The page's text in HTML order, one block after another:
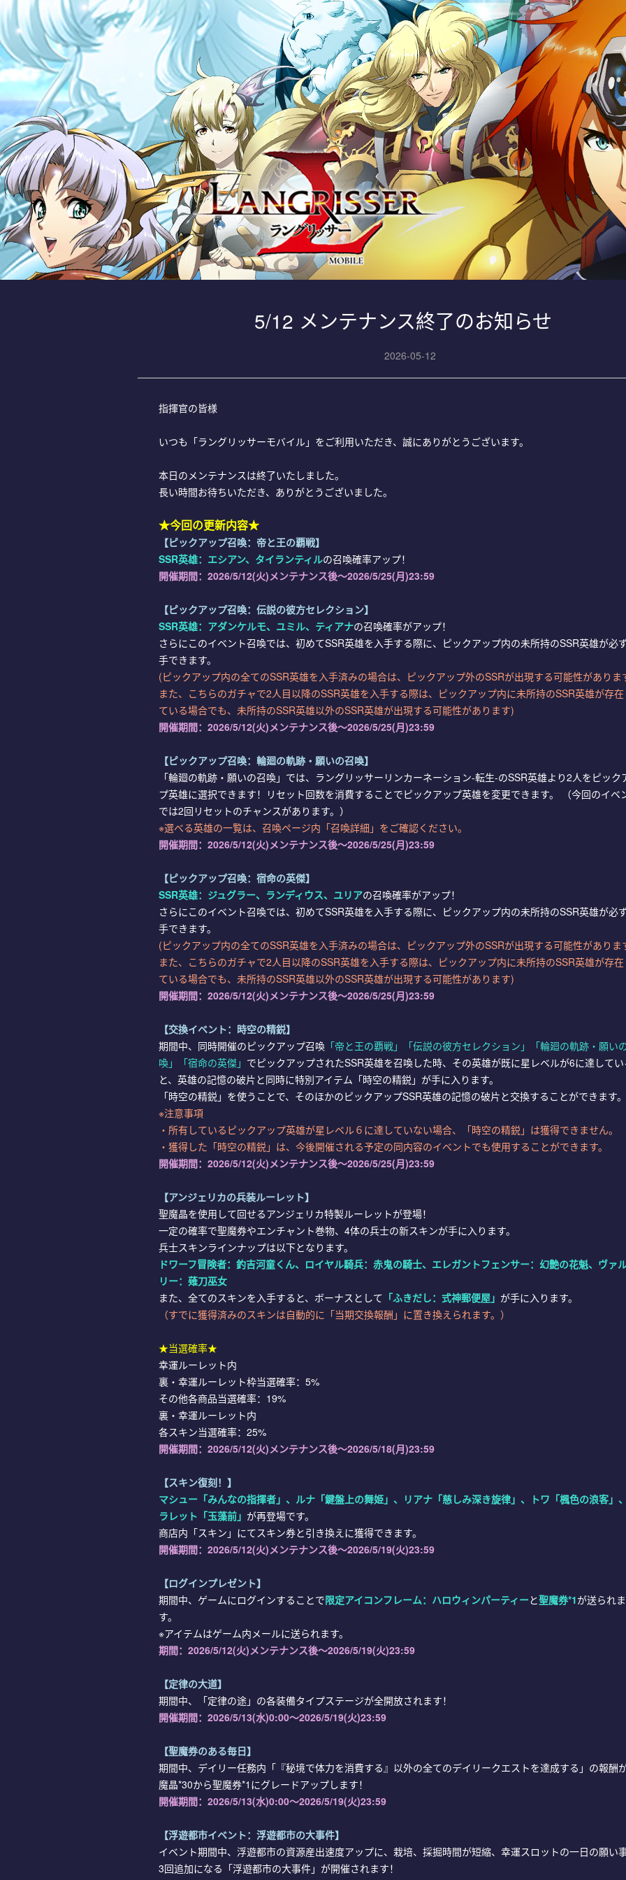
http://local_tomcat_cms/langrisserNotice/5181.jhtml
5/12 メンテナンス終了のお知らせ
2026-05-12
指揮官の皆様
いつも「ラングリッサーモバイル」をご利用いただき、誠にありがとうございます。
本日のメンテナンスは終了いたしました。
長い時間お待ちいただき、ありがとうございました。
★今回の更新内容★
【ピックアップ召喚： 帝と王の覇戦】
SSR英雄：エシアン、タイランティルの召喚確率アップ！
開催期間：2026/5/12(火)メンテナンス後～2026/5/25(月)23:59
【ピックアップ召喚：伝説の彼方セレクション】
SSR英雄：アダンケルモ、ユミル、ティアナの召喚確率がアップ！
さらにこのイベント召喚では、初めてSSR英雄を入手する際に、ピックアップ内の未所持のSSR英雄が必
手できます。
(ピックアップ内の全てのSSR英雄を入手済みの場合は、ピックアップ外のSSRが出現する可能性がありま
また、こちらのガチャで2人目以降のSSR英雄を入手する際は、ピックアップ内に未所持のSSR英雄が存在
ている場合でも、未所持のSSR英雄以外のSSR英雄が出現する可能性があります)
開催期間： 2026/5/12(火)メンテナンス後～2026/5/25(月)23:59
【ピックアップ召喚：輪廻の軌跡・願いの召喚】
「輪廻の軌跡・願いの召喚」では、ラングリッサーリンカーネーション-転生-のSSR英雄より2人をピック
プ英雄に選択できます！リセット回数を消費することでピックアップ英雄を変更できます。 （今回のイベ
では2回リセットのチャンスがあります。）
※選べる英雄の一覧は、召喚ページ内「召喚詳細」をご確認ください。
開催期間： 2026/5/12(火)メンテナンス後～2026/5/25(月)23:59
【ピックアップ召喚：宿命の英傑】
SSR英雄：ジュグラー、ランディウス、ユリアの召喚確率がアップ！
さらにこのイベント召喚では、初めてSSR英雄を入手する際に、ピックアップ内の未所持のSSR英雄が必
手できます。
(ピックアップ内の全てのSSR英雄を入手済みの場合は、ピックアップ外のSSRが出現する可能性がありま
また、こちらのガチャで2人目以降のSSR英雄を入手する際は、ピックアップ内に未所持のSSR英雄が存在
ている場合でも、未所持のSSR英雄以外のSSR英雄が出現する可能性があります)
開催期間： 2026/5/12(火)メンテナンス後～2026/5/25(月)23:59
【交換イベント：時空の精鋭】
期間中、同時開催のピックアップ召喚 「帝と王の覇戦」「伝説の彼方セレクション」「輪廻の軌跡 ・願い
喚」「宿命の英傑」 でピックアップされたSSR英雄を召喚した時、その英雄が既に星レベルが6に達してい
と、英雄の記憶の破片と同時に特別アイテム「時空の精鋭」が手に入ります。
「時空の精鋭」を使うことで、そのほかのピックアップSSR英雄の記憶の破片と交換することができます。
※注意事項
・所有しているピックアップ英雄が星レベル６に達していない場合、「時空の精鋭」は獲得できません。
・獲得した「時空の精鋭」は、今後開催される予定の同内容のイベントでも使用することができます。
開催期間： 2026/5/12(火)メンテナンス後～2026/5/25(月)23:59
【アンジェリカの兵装ルーレット】
聖魔晶を使用して回せるアンジェリカ特製ルーレットが登場！
一定の確率で聖魔券やエンチャント巻物、4体の兵士の新スキンが手に入ります。
兵士スキンラインナップは以下となります。
ドワーフ冒険者：釣吉河童くん、ロイヤル騎兵：赤鬼の騎士、エレガントフェンサー：幻艶の花魁、ヴァ
リー：薙刀巫女
また、全てのスキンを入手すると、ボーナスとして 「ふきだし：式神郵便屋」 が手に入ります。
（すでに獲得済みのスキンは自動的に「当期交換報酬」に置き換えられます。）
★当選確率★
幸運ルーレット内
裏・幸運ルーレット枠当選確率：5%
その他各商品当選確率：19%
裏・幸運ルーレット内
各スキン当選確率：25%
開催期間： 2026/5/12(火)メンテナンス後～2026/5/18(月)23:59
【スキン復刻！】
マシュー「みんなの指揮者」、ルナ「鍵盤上の舞姫」、リアナ「慈しみ深き旋律」、トワ「楓色の浪客」
ラレット「玉藻前」 が再登場です。
商店内「スキン」にてスキン券と引き換えに獲得できます。
開催期間： 2026/5/12(火)メンテナンス後～2026/5/19(火)23:59
【ログインプレゼント】
期間中、ゲームにログインすることで限定アイコンフレーム：ハロウィンパーティーと聖魔券*1が送られま
す。
※アイテムはゲーム内メールに送られます。
期間：2026/5/12(火)メンテナンス後～2026/5/19(火)23:59
【定律の大道】
期間中、「定律の途」の各装備タイプステージが全開放されます！
開催期間： 2026/5/13(水)0:00～2026/5/19(火)23:59
【聖魔券のある毎日】
期間中、デイリー任務内「『秘境で体力を消費する』以外の全てのデイリークエストを達成する」の報酬
魔晶*30から聖魔券*1にグレードアップします！
開催期間： 2026/5/13(水)0:00～2026/5/19(火)23:59
【浮遊都市イベント：浮遊都市の大事件】
イベント期間中、浮遊都市の資源産出速度アップに、栽培、採掘時間が短縮、幸運スロットの一日の願い
3回追加になる「浮遊都市の大事件」が開催されます！